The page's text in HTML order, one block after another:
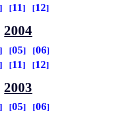
11 12
2004
05
06
11 12
2003
05
06